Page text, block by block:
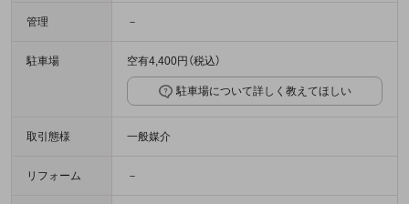
管理 －
駐車場 空有4,400円（税込）
駐車場について詳しく教えてほしい
取引態様 一般媒介
リフォーム －